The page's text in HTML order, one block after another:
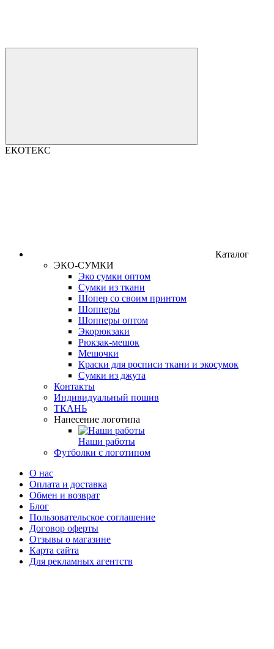
ЕКОТЕКС
Каталог
ЭКО-СУМКИ
Эко сумки оптом
Сумки из ткани
Шопер со своим принтом
Шопперы
Шопперы оптом
Экорюкзаки
Рюкзак-мешок
Мешочки
Краски для росписи ткани и экосумок
Сумки из джута
Контакты
Индивидуальный пошив
ТКАНЬ
Нанесение логотипа
Наши работы
Футболки с логотипом
О нас
Оплата и доставка
Обмен и возврат
Блог
Пользовательское соглашение
Договор оферты
Отзывы о магазине
Карта сайта
Для рекламных агентств